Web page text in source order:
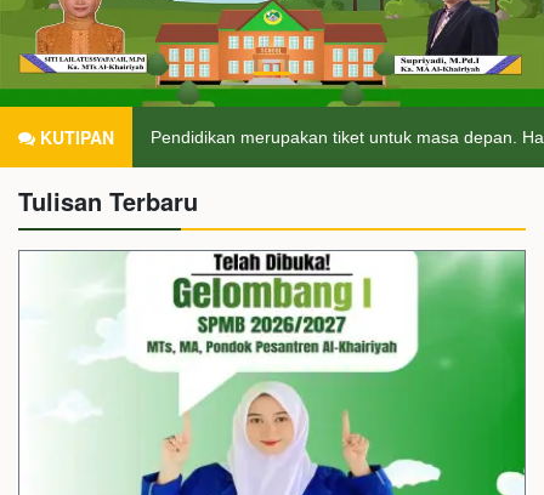
KUTIPAN Pendidikan merupakan tiket untuk masa depan.
Tulisan Terbaru